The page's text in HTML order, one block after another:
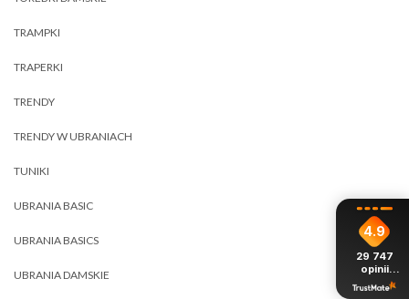
TRAMPKI
TRAPERKI
TRENDY
TRENDY W UBRANIACH
TUNIKI
UBRANIA BASIC
UBRANIA BASICS
UBRANIA DAMSKIE
4.9
29 747
opinii
z całego
okresu